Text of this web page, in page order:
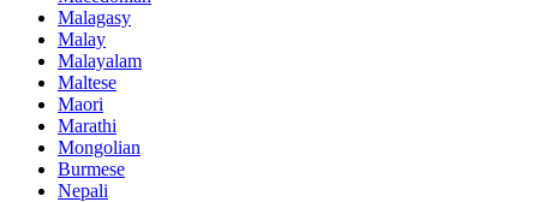
Malagasy
Malay
Malayalam
Maltese
Maori
Marathi
Mongolian
Burmese
Nepali